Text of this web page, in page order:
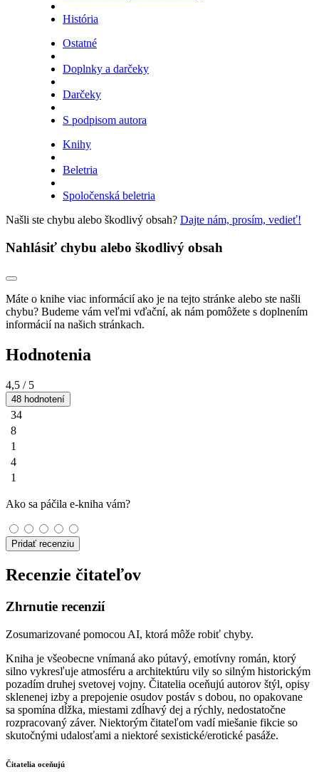
História
Ostatné
Doplnky a darčeky
Darčeky
S podpisom autora
Knihy
Beletria
Spoločenská beletria
Našli ste chybu alebo škodlivý obsah? Dajte nám, prosím, vedieť!
Nahlásiť chybu alebo škodlivý obsah
Máte o knihe viac informácií ako je na tejto stránke alebo ste našli
chybu? Budeme vám veľmi vďační, ak nám pomôžete s doplnením
informácií na našich stránkach.
Hodnotenia
4,5 / 5
48 hodnotení
34
8
1
4
1
Ako sa páčila e-kniha vám?
Pridať recenziu
Recenzie čitateľov
Zhrnutie recenzií
Zosumarizované pomocou AI, ktorá môže robiť chyby.
Kniha je všeobecne vnímaná ako pútavý, emotívny román, ktorý
silno vykresľuje atmosféru a architektúru vily so silným historickým
pozadím druhej svetovej vojny. Čitatelia oceňujú autorov štýl, opisy
sklenenej izby a prepojenie osudov postáv s dobou, no opakovane
sa spomína dĺžka, miestami zdĺhavý dej a rýchly, nedostatočne
rozpracovaný záver. Niektorým čitateľom vadí miešanie fikcie so
skutočnými udalosťami a niektoré sexistické/erotické pasáže.
Čitatelia oceňujú